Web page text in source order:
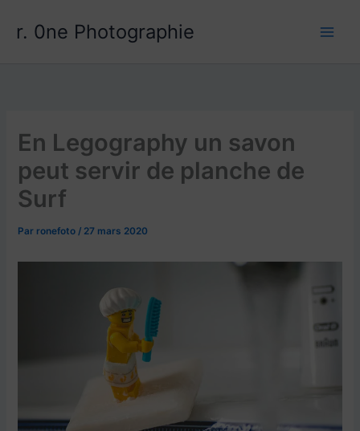
r. 0ne Photographie
En Legography un savon
peut servir de planche de
Surf
Par ronefoto/ 27 mars 2020